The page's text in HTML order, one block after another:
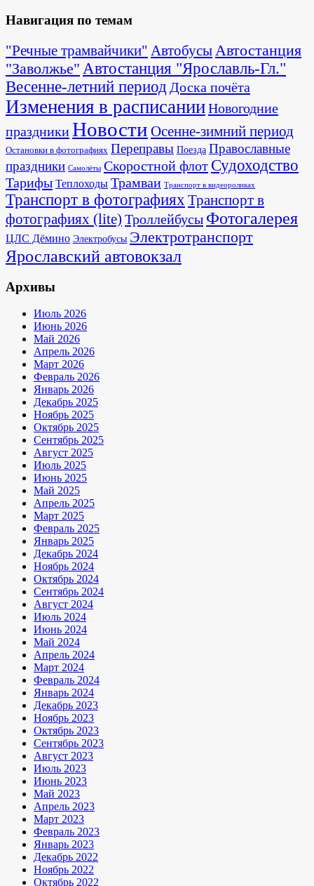
Навигация по темам
"Речные трамвайчики" АвтобусыАвтостанция
"Заволжье" Автостанция "Ярославль-Гл."
Весенне-летний период Доска почёта
Изменения в расписанииНовогодние
праздникиНовости Осенне-зимний период
Остановки в фотографиях Переправы Поезда Православные
праздники Самолёты Скоростной флот Судоходство
Тарифы Теплоходы Трамваи Транспорт в видеороликах
Транспорт в фотографияхТранспорт в
фотографиях (lite) Троллейбусы Фотогалерея
ЦЛС Дёмино Электробусы Электротранспорт
Ярославский автовокзал
Архивы
Июль 2026
Июнь 2026
Май 2026
Апрель 2026
Март 2026
Февраль 2026
Январь 2026
Декабрь 2025
Ноябрь 2025
Октябрь 2025
Сентябрь 2025
Август 2025
Июль 2025
Июнь 2025
Май 2025
Апрель 2025
Март 2025
Февраль 2025
Январь 2025
Декабрь 2024
Ноябрь 2024
Октябрь 2024
Сентябрь 2024
Август 2024
Июль 2024
Июнь 2024
Май 2024
Апрель 2024
Март 2024
Февраль 2024
Январь 2024
Декабрь 2023
Ноябрь 2023
Октябрь 2023
Сентябрь 2023
Август 2023
Июль 2023
Июнь 2023
Май 2023
Апрель 2023
Март 2023
Февраль 2023
Январь 2023
Декабрь 2022
Ноябрь 2022
Октябрь 2022